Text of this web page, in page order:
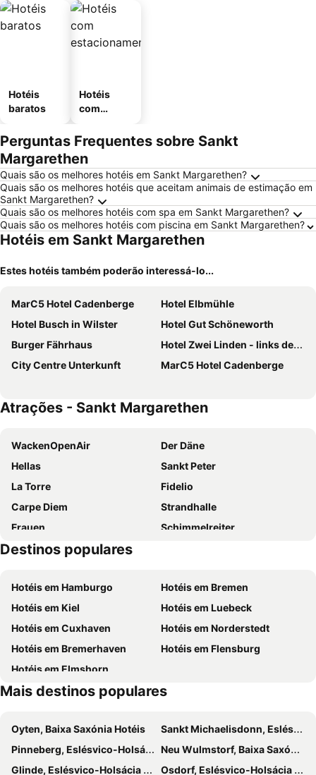
Hotéis
baratos
Hotéis
com
mento
Perguntas Frequentes sobre Sankt
Margarethen
Quais são os melhores hotéis em Sankt Margarethen?
Quais são os melhores hotéis que aceitam animais de estimação em
Sankt Margarethen?
Quais são os melhores hotéis com spa em Sankt Margarethen?
Quais são os melhores hotéis com piscina em Sankt Margarethen?
Hotéis em Sankt Margarethen
Estes hotéis também poderão interessá-lo...
MarC5 Hotel Cadenberge
Hotel Elbmühle
Hotel Busch in Wilster
Hotel Gut Schöneworth
Burger Fährhaus
Hotel Zwei Linden - links der Elbe - Niedersachsen
City Centre Unterkunft
MarC5 Hotel Cadenberge
Atrações - Sankt Margarethen
WackenOpenAir
Der Däne
Hellas
Sankt Peter
La Torre
Fidelio
Carpe Diem
Strandhalle
Frauen
Schimmelreiter
Am Deich
Neufelder Hafen
Athina
Schulauer Fährhaus
Cuxhaven District of Duhnen
Zoo im Kurpark Döse
Sülldorf
Heide–Büsum Airport
Golfclub Gut Hainmühlen im Moorheilbad Bederkesa
Wolfsmeile
Destinos populares
Hotéis em Hamburgo
Hotéis em Bremen
Hotéis em Kiel
Hotéis em Luebeck
Hotéis em Cuxhaven
Hotéis em Norderstedt
Hotéis em Bremerhaven
Hotéis em Flensburg
Hotéis em Elmshorn
Mais destinos populares
Oyten, Baixa Saxónia Hotéis
Sankt Michaelisdonn, Eslésvico-Holsácia Hotéis
Pinneberg, Eslésvico-Holsácia Hotéis
Neu Wulmstorf, Baixa Saxónia Hotéis
Glinde, Eslésvico-Holsácia Hotéis
Osdorf, Eslésvico-Holsácia Hotéis